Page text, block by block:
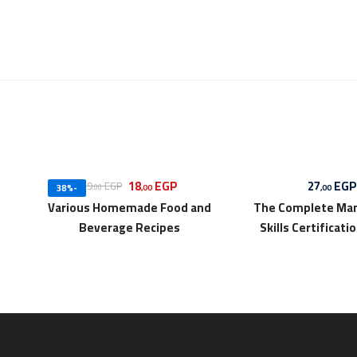
27,00 EGP
The Complete
Skills
-38% 18,00 EGP
29,00EGP
Various Homemade Food and
Beverage Recipes